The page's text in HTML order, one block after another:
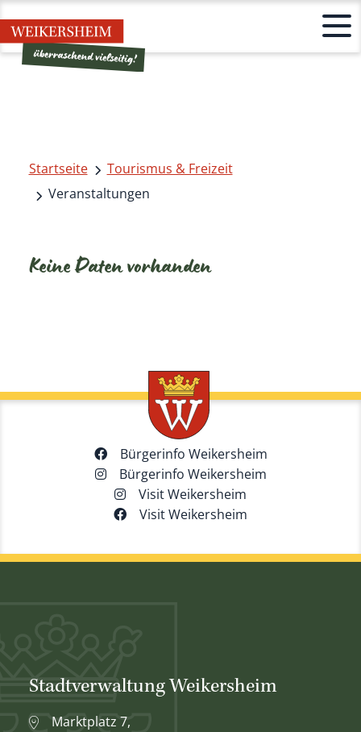
Startseite
Tourismus & Freizeit
Veranstaltungen
Keine Daten vorhanden
Bürgerinfo Weikersheim
Bürgerinfo Weikersheim
Visit Weikersheim
Visit Weikersheim
Stadtverwaltung Weikersheim
Marktplatz 7,